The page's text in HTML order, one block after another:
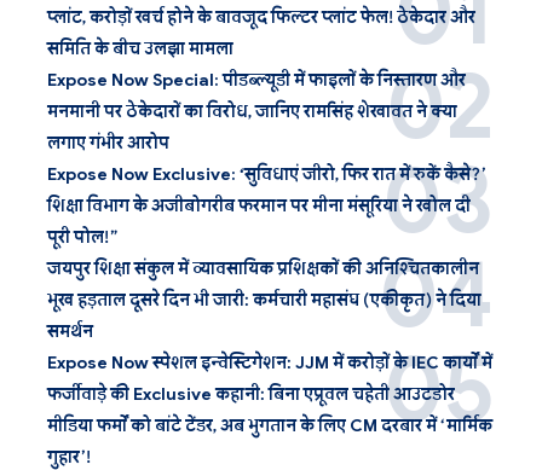
प्लांट, करोड़ों खर्च होने के बावजूद फिल्टर प्लांट फेल! ठेकेदार और
समिति के बीच उलझा मामला
Expose Now Special: पीडब्ल्यूडी में फाइलों के निस्तारण और
मनमानी पर ठेकेदारों का विरोध, जानिए रामसिंह शेखावत ने क्या
लगाए गंभीर आरोप
Expose Now Exclusive: ‘सुविधाएं जीरो, फिर रात में रुकें कैसे?’
शिक्षा विभाग के अजीबोगरीब फरमान पर मीना मंसूरिया ने खोल दी
पूरी पोल!”
जयपुर शिक्षा संकुल में व्यावसायिक प्रशिक्षकों की अनिश्चितकालीन
भूख हड़ताल दूसरे दिन भी जारी: कर्मचारी महासंघ (एकीकृत) ने दिया
समर्थन
Expose Now स्पेशल इन्वेस्टिगेशन: JJM में करोड़ों के IEC कार्यों में
फर्जीवाड़े की Exclusive कहानी: बिना एप्रूवल चहेती आउटडोर
मीडिया फर्मों को बांटे टेंडर, अब भुगतान के लिए CM दरबार में ‘मार्मिक
गुहार’!